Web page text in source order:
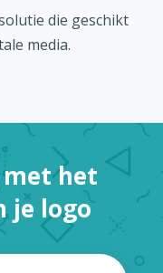
die geschikt
media.
met het
je logo